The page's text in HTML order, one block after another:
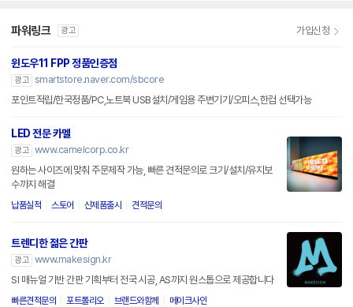
파워링크 광고 가입신청
윈도우11 FPP 정품인증점
광고 smartstore.naver.com/sbcore
포인트적립/한국정품/PC,노트북 USB설치/게임용 주변기기/오피스,한컴 선택가능
LED 전문 카멜
광고 www.camelcorp.co.kr
원하는 사이즈에 맞춰 주문제작 가능, 빠른 견적문의로 크기/설치/유지보
수까지 해결
납품실적 스토어 신제품출시 견적문의
트렌디한 젊은 간판
광고 www.makesign.kr
SI 매뉴얼 기반 간판 기획부터 전국 시공, AS까지 원스톱으로 제공합니다
빠른견적문의 포트폴리오 브랜드와함께 메이크사인